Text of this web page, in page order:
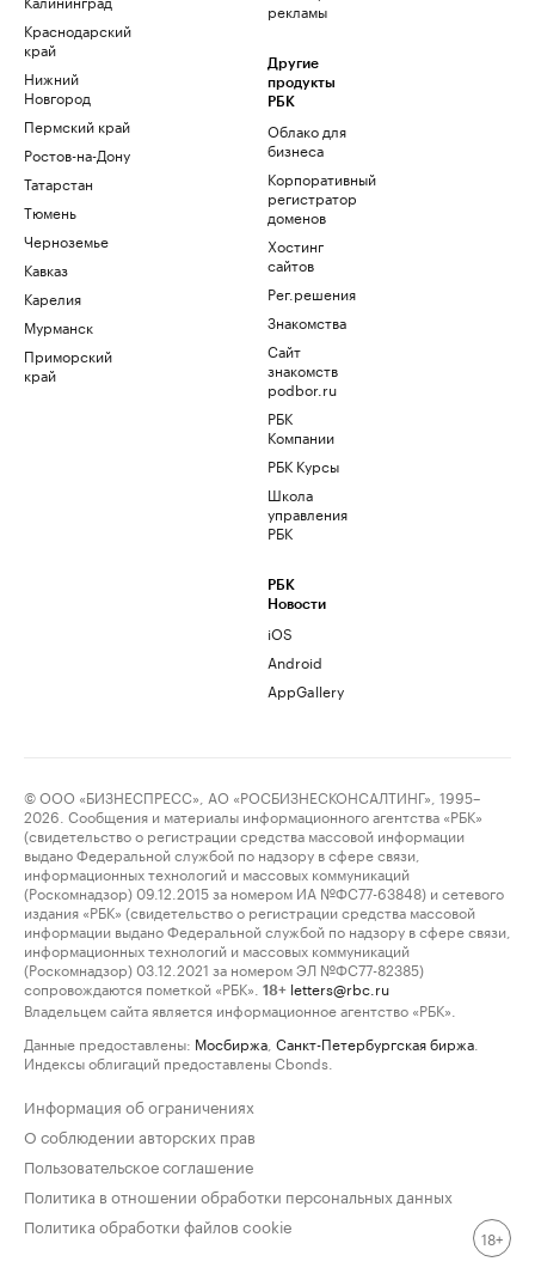
Краснодарский
край
Нижний
Новгород
Пермский край
Ростов-на-Дону
Татарстан
Тюмень
Черноземье
Кавказ
Карелия
Мурманск
Приморский
край
рекламы
Другие
продукты
РБК
Облако для
бизнеса
Корпоративный
регистратор
доменов
Хостинг
сайтов
Рег.решения
Знакомства
Сайт
знакомств
podbor.ru
РБК
Компании
РБК Курсы
Школа
управления
РБК
РБК
Новости
iOS
Android
AppGallery
© ООО «БИЗНЕСПРЕСС», АО «РОСБИЗНЕСКОНСАЛТИНГ», 1995–
2026. Сообщения и материалы информационного агентства «РБК»
(свидетельство о регистрации средства массовой информации
выдано Федеральной службой по надзору в сфере связи,
информационных технологий и массовых коммуникаций
(Роскомнадзор) 09.12.2015 за номером ИА №ФС77-63848) и сетевого
издания «РБК» (свидетельство о регистрации средства массовой
информации выдано Федеральной службой по надзору в сфере связи,
информационных технологий и массовых коммуникаций
(Роскомнадзор) 03.12.2021 за номером ЭЛ №ФС77-82385)
сопровождаются пометкой «РБК».
18+ letters@rbc.ru
Владельцем сайта является информационное агентство «РБК».
Данные предоставлены: Мосбиржа Санкт-Петербургская биржа
Индексы облигаций предоставлены Cbonds.
Информация об ограничениях
О соблюдении авторских прав
Пользовательское соглашение
Политика в отношении обработки персональных данных
Политика обработки файлов cookie
18+